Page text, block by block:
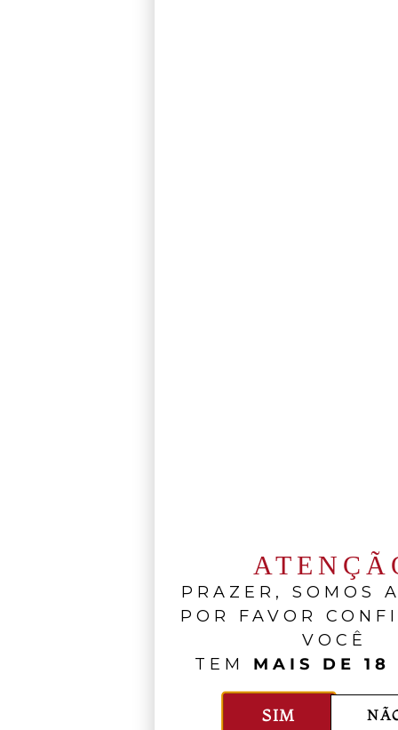
PRAZER, SOMOS
POR FAVOR
VOCÊ
TEM MAIS DE 18
SIM